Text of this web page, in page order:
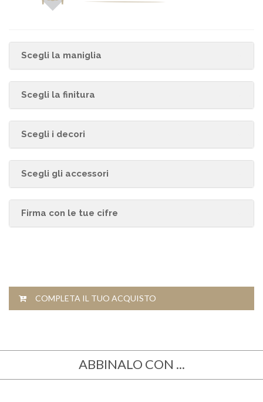
Scegli la maniglia
Scegli la finitura
Scegli i decori
Scegli gli accessori
Firma con le tue cifre
COMPLETA IL TUO ACQUISTO
ABBINALO CON ...